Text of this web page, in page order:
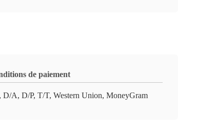
de paiement
D/A, D/P, T/T, Western Union, MoneyGram